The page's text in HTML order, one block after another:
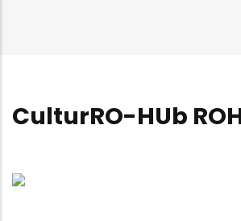
CulturRO-HUb